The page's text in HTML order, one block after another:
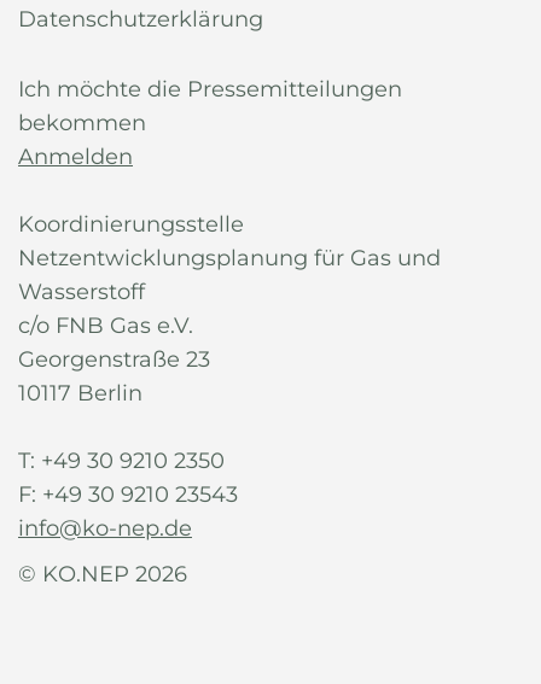
Datenschutzerklärung
Ich möchte die Pressemitteilungen
bekommen
Anmelden
Koordinierungsstelle
Netzentwicklungsplanung für Gas und
Wasserstoff
c/o FNB Gas e.V.
Georgenstraße 23
10117 Berlin
T: +49 30 9210 2350
F: +49 30 9210 23543
info@ko-nep.de
© KO.NEP 2026